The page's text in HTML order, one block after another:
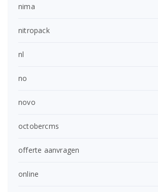
nima
nitropack
nl
no
novo
octobercms
offerte aanvragen
online